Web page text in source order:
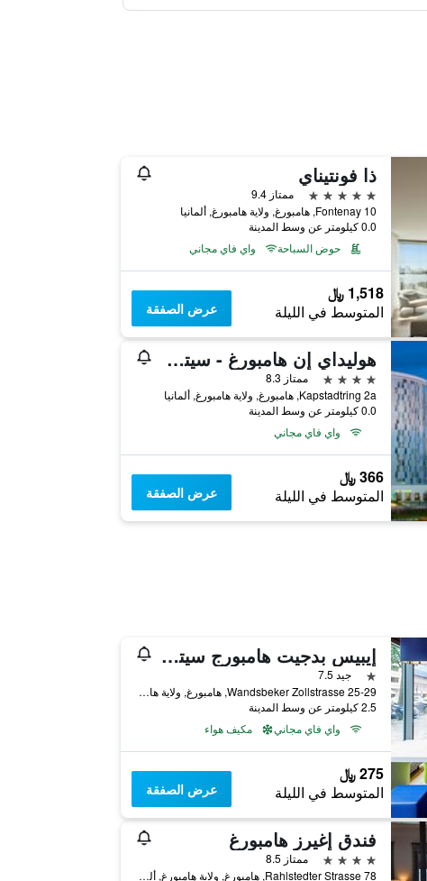
ذا فونتيناي
5 نجوم
ممتاز 9.4
Fontenay 10, هامبورغ, ولاية هامبورغ, ألمانيا
0.0 كيلومتر عن وسط المدينة
حوض السباحة
واي فاي مجاني
1,518 ﷼
المتوسط في الليلة عرض الصفقة
هوليداي إن هامبورغ - سيتي نورد
4 نجوم
ممتاز 8.3
Kapstadtring 2a, هامبورغ, ولاية هامبورغ, ألمانيا
0.0 كيلومتر عن وسط المدينة
واي فاي مجاني
366 ﷼
المتوسط في الليلة عرض الصفقة
إيبيس بدجيت هامبورج سيتي أوست
نجمة واحدة
جيد 7.5
Wandsbeker Zollstrasse 25-29, هامبورغ, ولاية هامبورغ, ألمانيا
2.5 كيلومتر عن وسط المدينة
واي فاي مجاني
مكيف هواء
275 ﷼
المتوسط في الليلة عرض الصفقة
فندق إغيرز هامبورغ
4 نجوم
ممتاز 8.5
Rahlstedter Strasse 78, هامبورغ, ولاية هامبورغ, ألمانيا